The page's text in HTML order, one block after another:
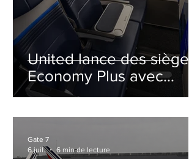
United lance des sièges
Economy Plus avec
siège central neutralisé
Gate 7
6 juil.
6 min de lecture